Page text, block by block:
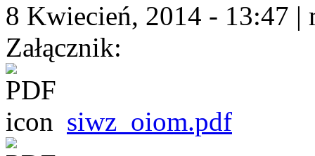
8 Kwiecień, 2014 - 13:47 |
Załącznik:
siwz_oiom.pdf